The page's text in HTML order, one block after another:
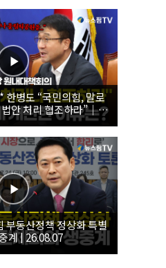
병도 “국민의힘, 말로
안 처리 협조하라”｜
당 원내대책회의
동산정책 정상화 특별
계 | 26.08.07